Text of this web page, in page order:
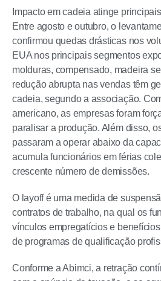
Impacto em cadeia atinge
Entre agosto e outubro, o
confirmou quedas drásticas nos
EUA nos principais segmentos
molduras, compensado, madeira
redução abrupta nas vendas têm
cadeia, segundo a associação.
americano, as empresas foram
paralisar a produção. Além disso,
passaram a operar abaixo da
acumula funcionários em férias
crescente número de demissões.
O layoff é uma medida de
contratos de trabalho, na qual os
vínculos empregatícios e
de programas de qualificação
Conforme a Abimci, a retração